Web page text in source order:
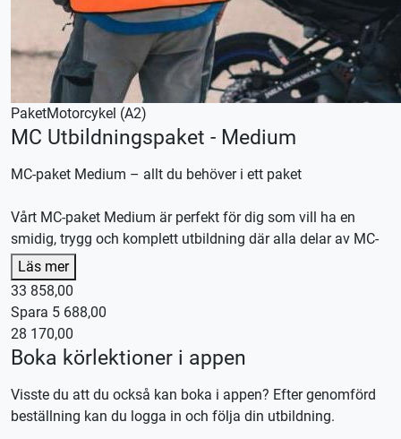
PaketMotorcykel (A2)
MC Utbildningspaket - Medium
MC-paket Medium – allt du behöver i ett paket
Vårt MC-paket Medium är perfekt för dig som vill ha en
smidig, trygg och komplett utbildning där alla delar av MC-
utbildningen ingår.
Vi hjälper dig hela vägen – från första körpasset till färdig
utbildning. Vi sköter bokningar och planering, och om du
önskar kan utbildningen läggas upp intensivt för dig som
vill komma i mål snabbare. Du väljer tempot – vi anpassar
upplägget efter dina mål och förutsättningar.
Läs mer
33 858,00
Spara 5 688,00
28 170,00
Boka körlektioner i appen
Visste du att du också kan boka i appen? Efter genomförd
beställning kan du logga in och följa din utbildning.